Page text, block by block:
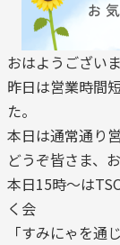
おはようございま
昨日は営業時間
た。
本日は通常通り
どうぞ皆さま、
本日15時～は
く会
「すみにゃを通